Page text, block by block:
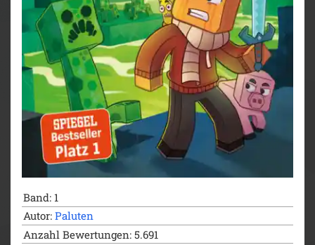
Band: 1
Autor: Paluten
Anzahl Bewertungen: 5.691